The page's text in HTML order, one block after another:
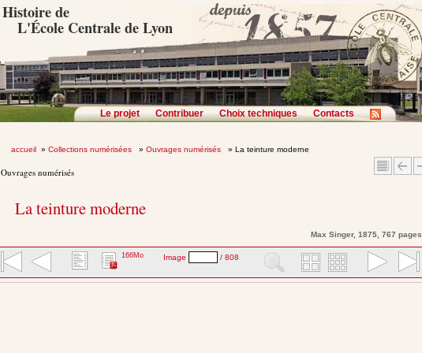
Histoire de
L'École Centrale de Lyon
Le projet Contribuer Choix techniques Contacts
accueil» Collections numérisées » Ouvrages numérisés » La teinture moderne
Ouvrages numérisés
La teinture moderne
MaxSinger, 1875, 767 pages
166Mo Image / 808